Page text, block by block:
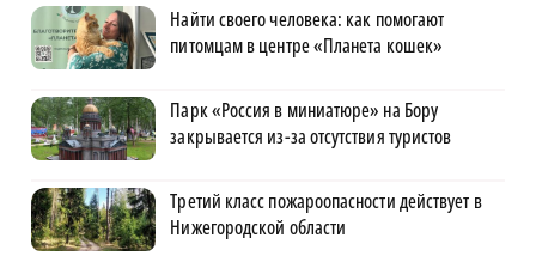
Найти своего человека: как помогают
питомцам в центре «Планета кошек»
Парк «Россия в миниатюре» на Бору
закрывается из-за отсутствия туристов
Третий класс пожароопасности действует в
Нижегородской области